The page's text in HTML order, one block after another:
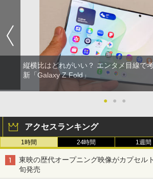
縦横比はどれがいい？ エンタメ目線で
新「Galaxy Z Fold」
● ● ●
アクセスランキング
1時間 24時間 1週間
東映の歴代オープニング映像がカプセル
旬発売